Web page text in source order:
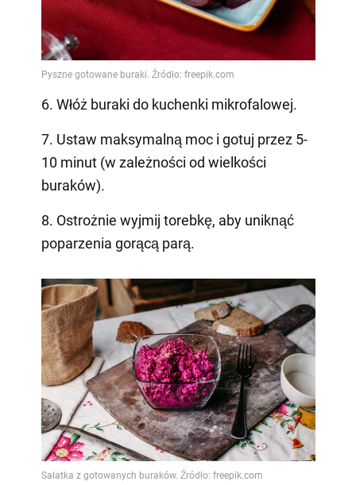
6. Włóż buraki do kuchenki mikrofalowej.
7. Ustaw maksymalną moc i gotuj przez 5-
10 minut (w zależności od wielkości
buraków).
8. Ostrożnie wyjmij torebkę, aby uniknąć
poparzenia gorącą parą.